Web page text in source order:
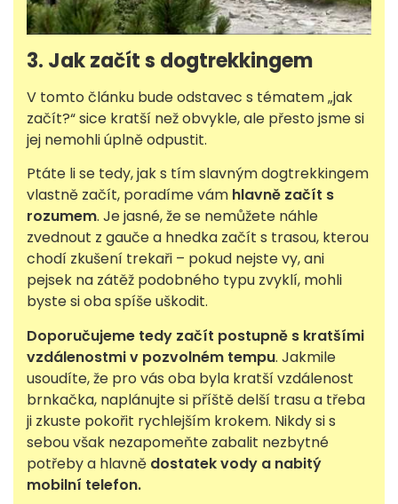
3. Jak začít s dogtrekkingem
V tomto článku bude odstavec s tématem „jak
začít?“ sice kratší než obvykle, ale přesto jsme si
jej nemohli úplně odpustit.
Ptáte li se tedy, jak s tím slavným dogtrekkingem
vlastně začít, poradíme vám hlavně začít s
rozumem. Je jasné, že se nemůžete náhle
zvednout z gauče a hnedka začít s trasou, kterou
chodí zkušení trekaři – pokud nejste vy, ani
pejsek na zátěž podobného typu zvyklí, mohli
byste si oba spíše uškodit.
Doporučujeme tedy začít postupně s kratšími
vzdálenostmi v pozvolném tempu. Jakmile
usoudíte, že pro vás oba byla kratší vzdálenost
brnkačka, naplánujte si příště delší trasu a třeba
ji zkuste pokořit rychlejším krokem. Nikdy si s
sebou však nezapomeňte zabalit nezbytné
potřeby a hlavně dostatek vody a nabitý
mobilní telefon.